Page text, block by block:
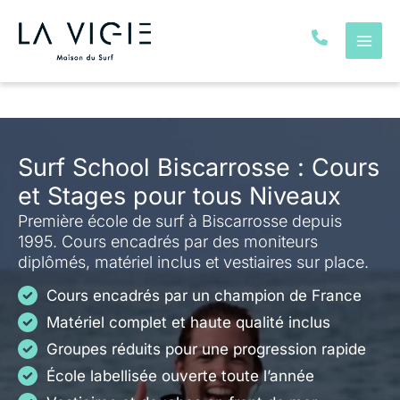
Surf School Biscarrosse : Cours
et Stages pour tous Niveaux
Première école de surf à Biscarrosse depuis
1995. Cours encadrés par des moniteurs
diplômés, matériel inclus et vestiaires sur place.
Cours encadrés par un champion de France
Matériel complet et haute qualité inclus
Groupes réduits pour une progression rapide
École labellisée ouverte toute l’année